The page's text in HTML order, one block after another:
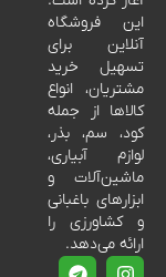
این فروشگاه
آنلاین برای
تسهیل خرید
مشتریان، انواع
کالاها از جمله
کود، سم، بذر،
لوازم آبیاری،
ماشین‌آلات و
ابزارهای باغبانی
و کشاورزی را
ارائه می‌دهد.